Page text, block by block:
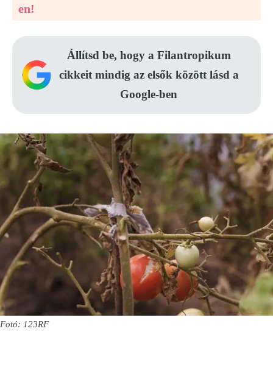
en!
Állítsd be, hogy a Filantropikum
cikkeit mindig az elsők között lásd a
Google-ben
Fotó: 123RF